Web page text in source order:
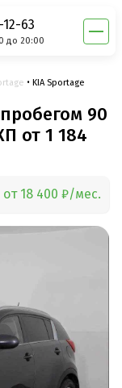
12-63
до 20:00
KIA Sportage
90
от 1 184
от 18 400 ₽/мес.